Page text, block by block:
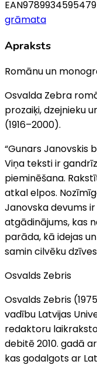
EAN9789934595479
grāmata
Apraksts
Romānu un
Osvalda Zebra
prozaiķi, dzejnieku
(1916–2000).
“Gunars Janovskis
Viņa teksti ir
pieminēšana.
atkal elpos.
Janovska devums
atgādinājums, kas
parāda, kā idejas
samin cilvēku
Osvalds Zebris
Osvalds Zebris
vadību Latvijas
redaktoru
debitē 2010. gadā
kas godalgots ar